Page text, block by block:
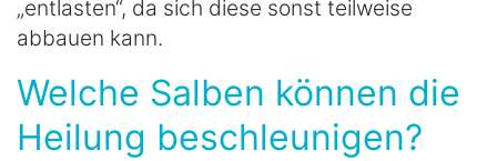
„entlasten“, da sich diese sonst teilweise
abbauen kann.
Welche Salben können die
Heilung beschleunigen?